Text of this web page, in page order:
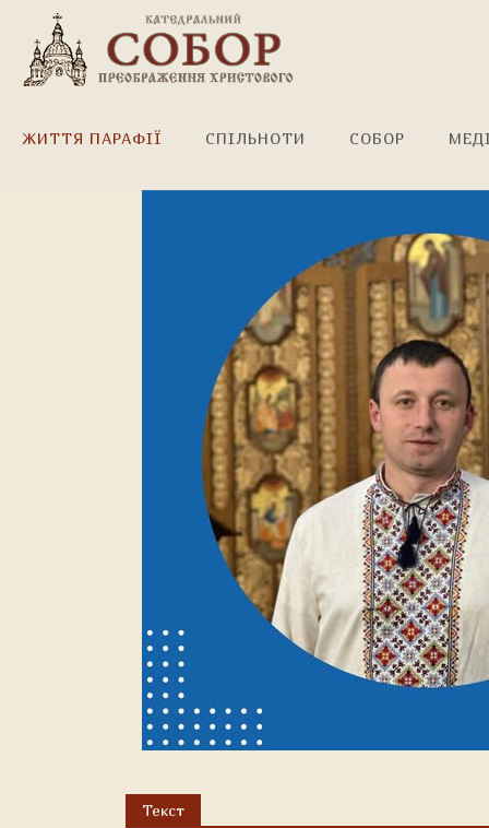
ЖИТТЯ ПАРАФІЇ СПІЛЬНОТИ СОБОР
Текст